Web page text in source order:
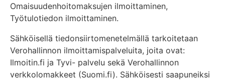
Omaisuudenhoitomaksujen ilmoittaminen,
Työtulotiedon ilmoittaminen.
Sähköisellä tiedonsiirtomenetelmällä tarkoitetaan
Verohallinnon ilmoittamispalveluita, joita ovat:
Ilmoitin.fi ja Tyvi- palvelu sekä Verohallinnon
verkkolomakkeet (Suomi.fi). Sähköisesti saapuneiksi